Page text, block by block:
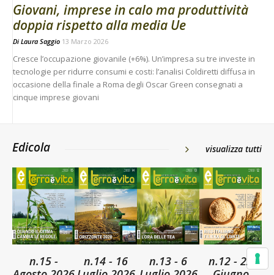
Giovani, imprese in calo ma produttività
doppia rispetto alla media Ue
Di Laura Saggio 13 Marzo 2026
Cresce l’occupazione giovanile (+6%). Un’impresa su tre investe in
tecnologie per ridurre consumi e costi: l’analisi Coldiretti diffusa in
occasione della finale a Roma degli Oscar Green consegnati a
cinque imprese giovani
Edicola visualizza tutti
n.15 -
n.14 - 16
n.13 - 6
n.12 - 22